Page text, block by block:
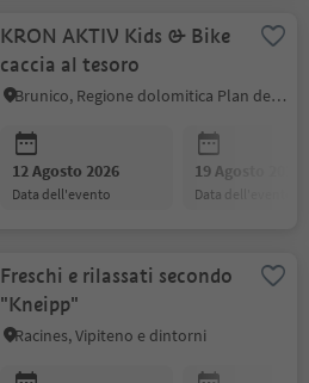
KRON AKTIV Kids & Bike
caccia al tesoro
Brunico, Regione dolomitica Plan de Corones
12 Agosto 2026
data dell'evento
19 Agosto 2026
data dell'evento
Freschi e rilassati secondo
"Kneipp"
Racines, Vipiteno e dintorni